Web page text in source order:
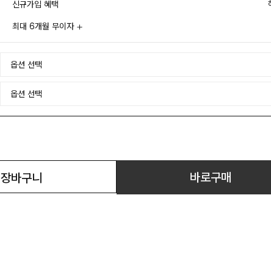
신규가입 혜택
최대 6개월 무이자
장바구니 바로구매